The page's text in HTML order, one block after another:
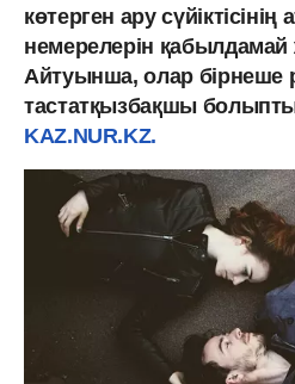
көтерген ару
немерелерін қабылдамай
Айтуынша, олар бірнеше
тастатқызбақшы
KAZ.NUR.KZ.